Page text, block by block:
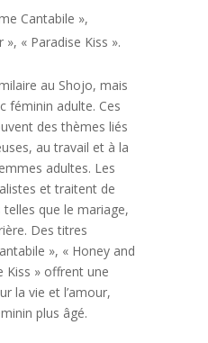
Cantabile »,
« Paradise Kiss ».
au Shojo, mais
féminin adulte. Ces
des thèmes liés
au travail et à la
adultes. Les
et traitent de
que le mariage,
Des titres
», « Honey and
Kiss » offrent une
la vie et l’amour,
plus âgé.